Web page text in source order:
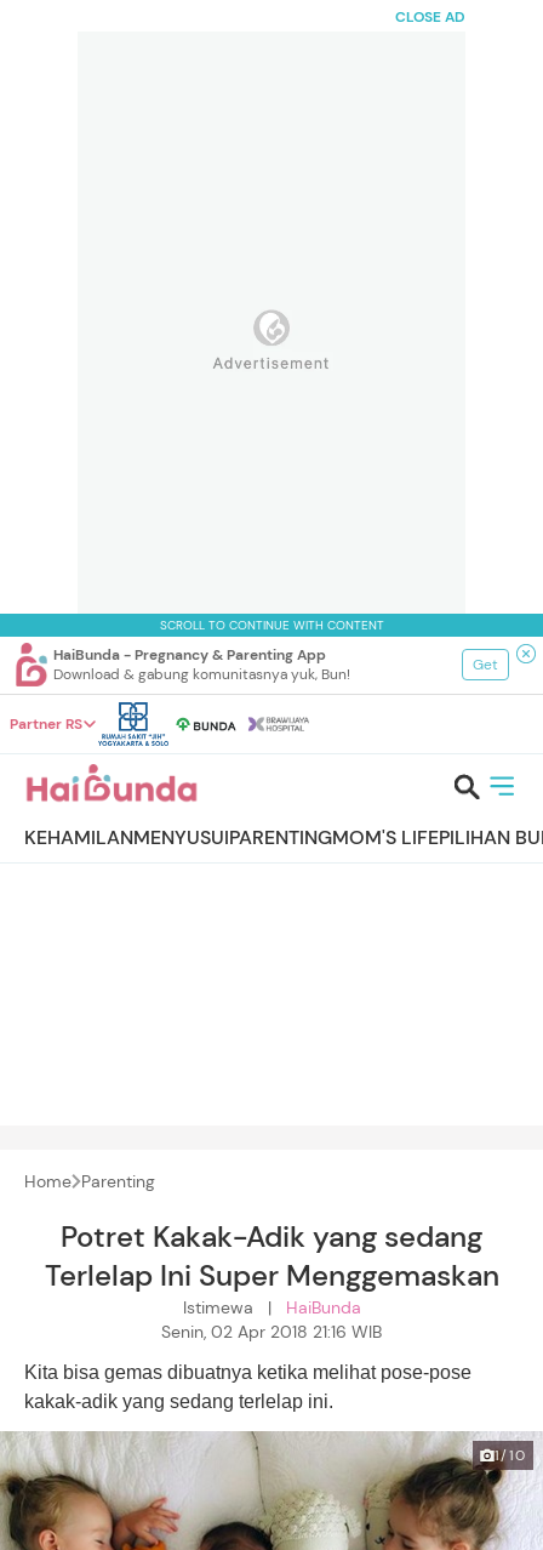
CLOSE AD
SCROLL TO CONTINUE WITH CONTENT
HaiBunda - Pregnancy & Parenting App
Download & gabung komunitasnya yuk, Bun!
Get
Partner RS
KEHAMILANMENYUSUIPARENTINGMOM'S LIFEPILIHAN
Home Parenting
Potret Kakak-Adik yang sedang
Terlelap Ini Super Menggemaskan
Istimewa | HaiBunda
Senin, 02 Apr 2018 21:16 WIB
Kita bisa gemas dibuatnya ketika melihat pose-pose
kakak-adik yang sedang terlelap ini.
1/10